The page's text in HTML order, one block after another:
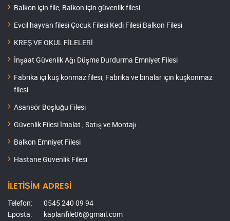
Balkon için file, Balkon için güvenlik filesi
Evcil hayvan filesi Çocuk Filesi Kedi Filesi Balkon Filesi
KREŞ VE OKUL FİLELERİ
İnşaat Güvenlik Ağı Düşme Durdurma Emniyet Filesi
Fabrika içi kuş konmaz filesi, Fabrika ve binalar için kuşkonmaz
filesi
Asansör Boşluğu Filesi
Güvenlik Filesi İmalat , Satış ve Montajı
Balkon Emniyet Filesi
Hastane Güvenlik Filesi
İLETİŞİM ADRESİ
Telefon:
0545 240 09 94
Eposta:
kaplanfile06@gmail.com